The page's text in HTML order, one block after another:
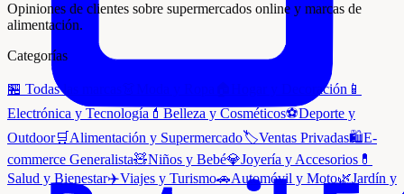
Opiniones de clientes sobre supermercados online y marcas de
alimentación.
Categorías
🏪 Todas las marcas Hogar y Decoración 📱
Electrónica y Tecnología 💄 Belleza y Cosméticos⚽Deporte y
Outdoor🛒 Alimentación y Supermercado🏷️Ventas Privadas🛍️E-
commerce Generalista🧸Niños y Bebé💎Joyería y Accesorios 💊
Salud y Bienestar✈️Viajes y Turismo🚗Automóvil y Moto🌿Jardín y